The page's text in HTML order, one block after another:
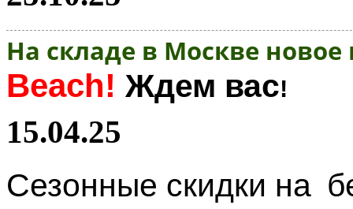
На складе в Москве
Beach! Ждем вас!
15.04.25
Сезонные скидки на